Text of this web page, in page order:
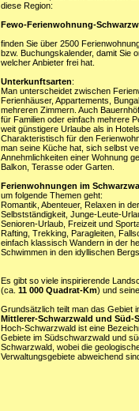
diese Region:
Fewo-Ferienwohnung-
finden Sie über 2500
bzw. Buchungskalender, damit Sie
welcher Anbieter frei hat.
Unterkunftsarten:
Man unterscheidet zwischen
Ferienhäuser, Appartements,
mehreren Zimmern. Auch
für Familien oder einfach mehrere
weit günstigere Urlaube als in Hotels.
Charakteristisch für den
man seine Küche hat, sich selbst
Annehmlichkeiten einer Wohnung
Balkon, Terasse oder Garten.
Ferienwohnungen im
um folgende Themen geht:
Romantik, Abenteuer, Relaxen in
Selbstständigkeit, Junge-Leute-
Senioren-Urlaub, Freizeit und
Rafting, Trekking, Paragleiten,
einfach klassisch Wandern in der
Schwimmen in den idyllischen
Es gibt so viele inspirierende
(ca. 11 000 Quadrat-Km) und
Grundsätzlich teilt man das Gebiet
Mittlerer-Schwarzwald und Süd-
Hoch-Schwarzwald ist eine
Gebiete im Südschwarzwald und
Schwarzwald, wobei die
Verwaltungsgebiete abweichend